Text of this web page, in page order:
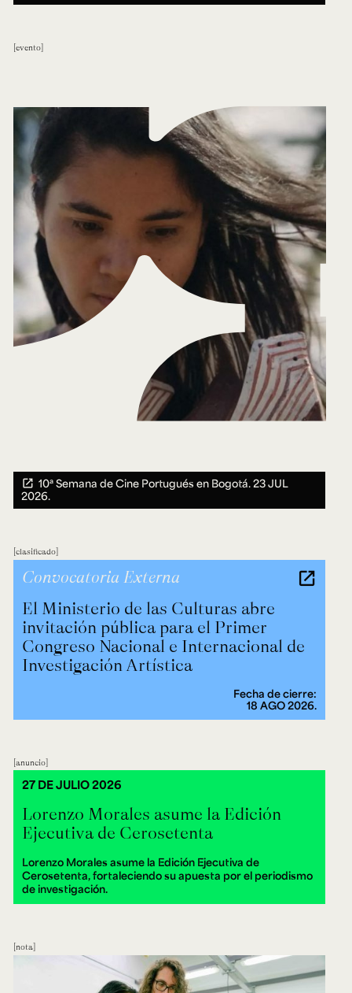
evento
10ª Semana de Cine Portugués en Bogotá.23 JUL
2026.
clasificado
El Ministerio de las Culturas abre
invitación pública para el Primer
Congreso Nacional e Internacional de
Investigación Artística
Convocatoria Externa
Fecha de cierre:
18 AGO 2026.
anuncio
Lorenzo Morales asume la Edición
Ejecutiva de Cerosetenta
Lorenzo Morales asume la Edición Ejecutiva de
Cerosetenta, fortaleciendo su apuesta por el periodismo
de investigación.
27 DE JULIO 2026
nota